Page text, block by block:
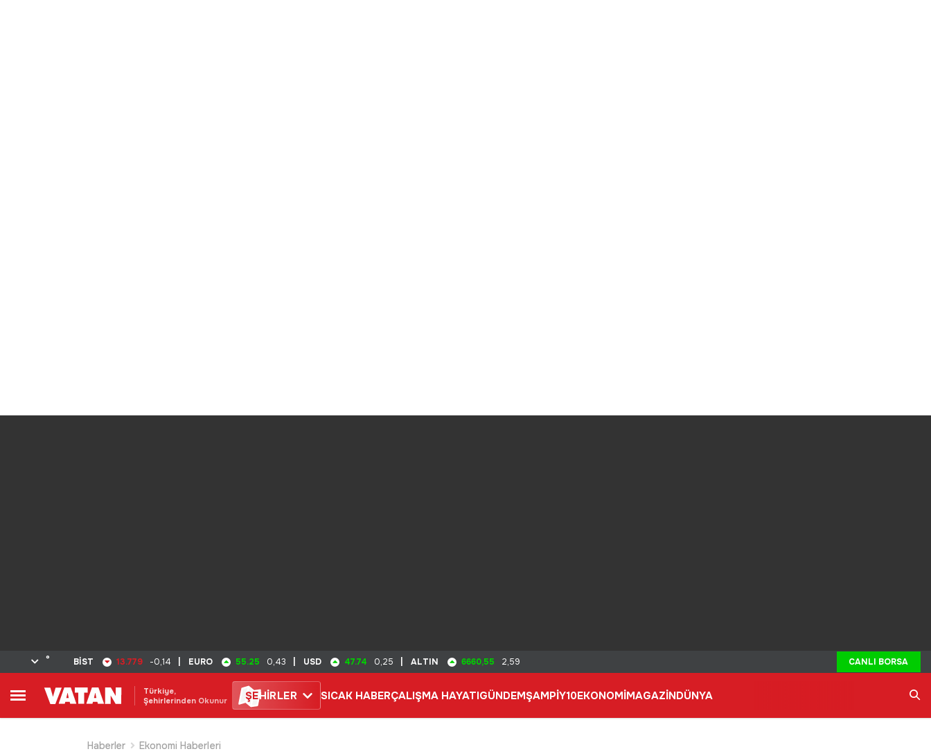
° BİST 13.779 -0,14 EURO 55.25 0,43 USD 47.74 0,25 ALTIN 6660,55 2,59 CANLI BORSA
Türkiye,
Şehirlerinden Okunur
ŞEHİRLER SICAK HABERÇALIŞMA HAYATIGÜNDEMŞAMPİY10EKONOMİMAGAZİNDÜNYA
Haberler
Ekonomi Haberleri